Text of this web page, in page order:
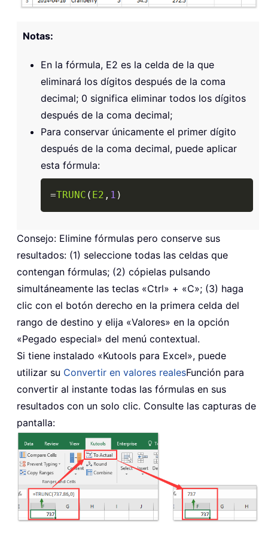
Notas:
En la fórmula, E2 es la celda de la que
eliminará los dígitos después de la coma
decimal; 0 significa eliminar todos los dígitos
después de la coma decimal;
Para conservar únicamente el primer dígito
después de la coma decimal, puede aplicar
esta fórmula:
=TRUNC ( E2 , 1 )
Consejo: Elimine fórmulas pero conserve sus
resultados: (1) seleccione todas las celdas que
contengan fórmulas; (2) cópielas pulsando
simultáneamente las teclas «Ctrl» + «C»; (3) haga
clic con el botón derecho en la primera celda del
rango de destino y elija «Valores» en la opción
«Pegado especial» del menú contextual.
Si tiene instalado «Kutools para Excel», puede
utilizar su Convertir en valores realesFunción para
convertir al instante todas las fórmulas en sus
resultados con un solo clic. Consulte las capturas de
pantalla: